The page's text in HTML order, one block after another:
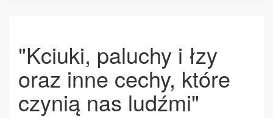
"Kciuki, paluchy i łzy
oraz inne cechy, które
czynią nas ludźmi"